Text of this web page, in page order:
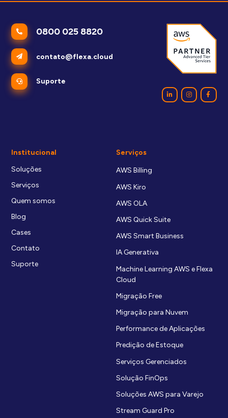
0800 025 8820
contato@flexa.cloud
Suporte
Institucional
Soluções
Serviços
Quem somos
Blog
Cases
Contato
Suporte
Serviços
AWS Billing
AWS Kiro
AWS OLA
AWS Quick Suite
AWS Smart Business
IA Generativa
Machine Learning AWS e Flexa
Cloud
Migração Free
Migração para Nuvem
Performance de Aplicações
Predição de Estoque
Serviços Gerenciados
Solução FinOps
Soluções AWS para Varejo
Stream Guard Pro